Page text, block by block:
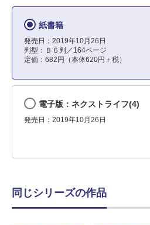
紙書籍
発売日：2019年10月26日
判型：Ｂ６判／164ページ
定価：682円（本体620円＋税）
電子版：ネクストライフ(4)
発売日：2019年10月26日
同じシリーズの作品